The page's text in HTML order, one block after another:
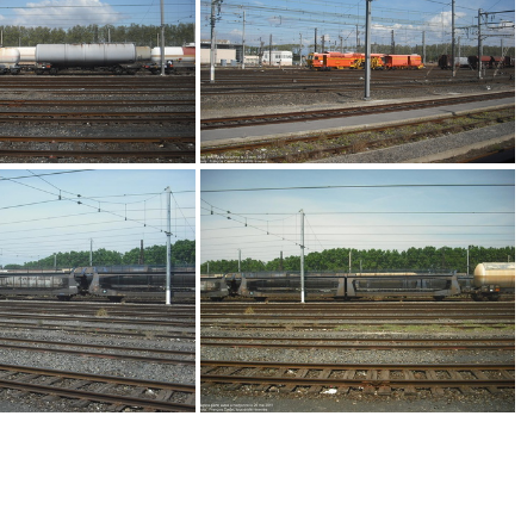
DSCF1085 DSCF1076
DSCF1090 DSCF1070